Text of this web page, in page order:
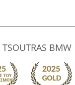
BMW